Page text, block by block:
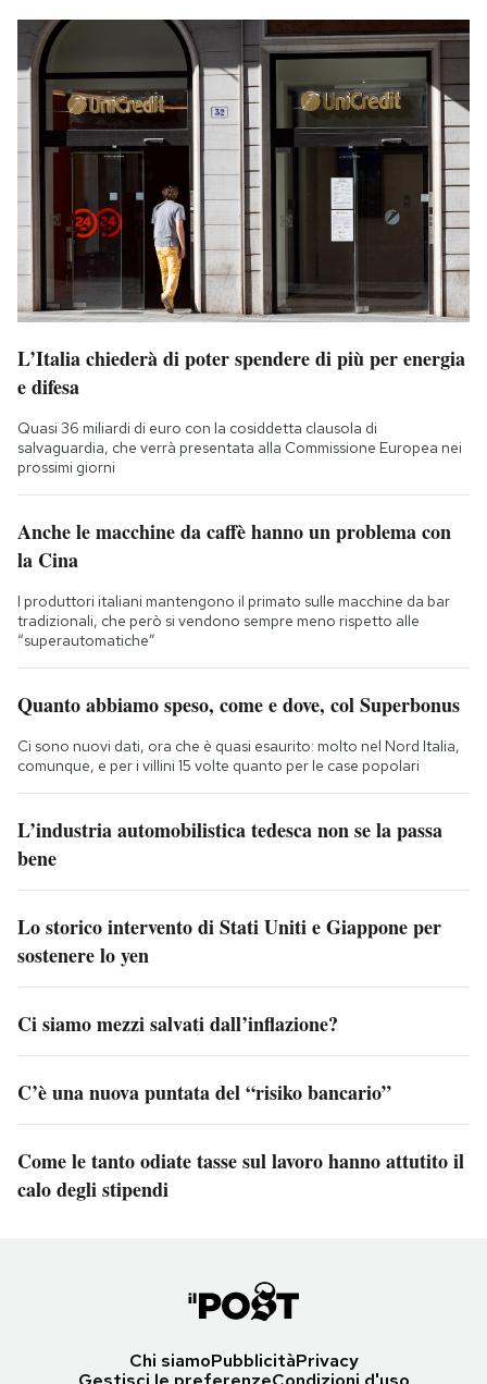
L’Italia chiederà di poter spendere di più per energia
e difesa
Quasi 36 miliardi di euro con la cosiddetta clausola di
salvaguardia, che verrà presentata alla Commissione Europea nei
prossimi giorni
Anche le macchine da caffè hanno un problema con
la Cina
I produttori italiani mantengono il primato sulle macchine da bar
tradizionali, che però si vendono sempre meno rispetto alle
“superautomatiche”
Quanto abbiamo speso, come e dove, col Superbonus
Ci sono nuovi dati, ora che è quasi esaurito: molto nel Nord Italia,
comunque, e per i villini 15 volte quanto per le case popolari
L’industria automobilistica tedesca non se la passa
bene
Lo storico intervento di Stati Uniti e Giappone per
sostenere lo yen
Ci siamo mezzi salvati dall’inflazione?
C’è una nuova puntata del “risiko bancario”
Come le tanto odiate tasse sul lavoro hanno attutito il
calo degli stipendi
Chi siamoPubblicitàPrivacy